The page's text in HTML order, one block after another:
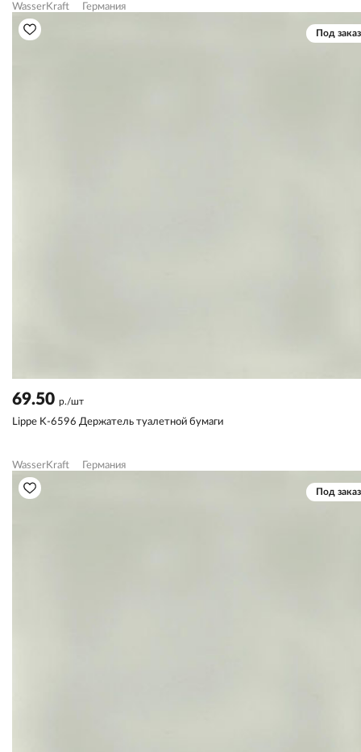
WasserKraft Германия
Под заказ
69.50 р./шт
Lippe K-6596 Держатель туалетной бумаги
WasserKraft Германия
Под заказ